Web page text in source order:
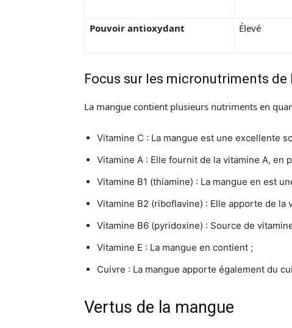
Pouvoir antioxydant Élevé
Focus sur les micronutriments de
La mangue contient plusieurs nutriments en
Vitamine C : La mangue est une excellente
Vitamine A : Elle fournit de la vitamine A, en
Vitamine B1 (thiamine) : La mangue en est
Vitamine B2 (riboflavine) : Elle apporte de
Vitamine B6 (pyridoxine) : Source de
Vitamine E : La mangue en contient ;
Cuivre : La mangue apporte également du
Vertus de la mangue